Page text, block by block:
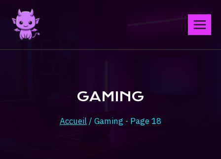
Aller
contenu
GAMING
Accueil / Gaming - Page 18